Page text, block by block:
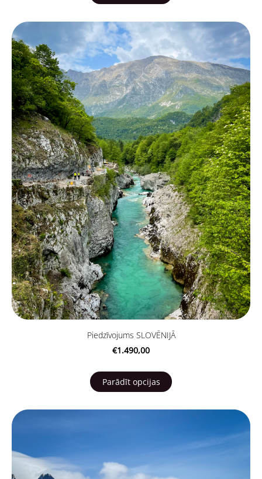
Piedzīvojums SLOVĒNIJĀ
€1.490,00
Parādīt opcijas